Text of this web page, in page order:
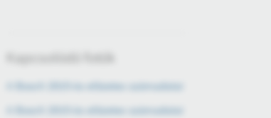
Kapcsolódó fotók
A Bosch 2015-ös előzetes számadatai
A Bosch 2015-ös előzetes számadatai